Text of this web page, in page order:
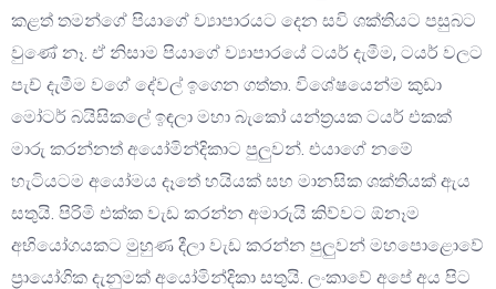
කළත් තමන්ගේ පියාගේ ව්‍යාපාරයට දෙන සවි ශක්තියට පසුබට
වුණේ නෑ. ඒ නිසාම පියාගේ ව්‍යාපාරයේ ටයර් දැමීම, ටයර් වලට
පැච් දැමීම වගේ දේවල් ඉගෙන ගත්තා. විශේෂයෙන්ම කුඩා
මෝටර් බයිසිකලේ ඉඳලා මහා බැකෝ යන්ත්‍රයක ටයර් එකක්
මාරු කරන්නත් අයෝමින්දිකාට පුලුවන්. එයාගේ නමේ
හැටියටම අයෝමය දෑතේ හයියක් සහ මානසික ශක්තියක් ඇය
සතුයි. පිරිමි එක්ක වැඩ කරන්න අමාරුයි කිව්වට ඕනෑම
අභියෝගයකට මුහුණ දීලා වැඩ කරන්න පුලුවන් මහපොළොවේ
ප්‍රායෝගික දැනුමක් අයෝමින්දිකා සතුයි. ලංකාවේ අපේ අය පිට